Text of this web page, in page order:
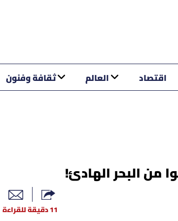
اقتصاد العالم ثقافة وفنون
11 دقيقة للقراءة